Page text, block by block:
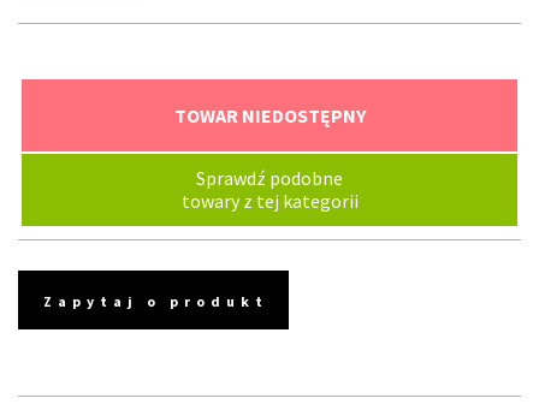
TOWAR NIEDOSTĘPNY
Sprawdź podobne
towary z tej kategorii
Zapytaj o produkt